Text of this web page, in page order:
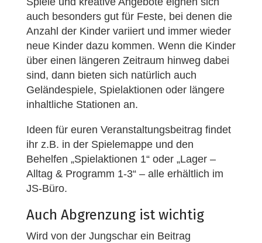
auch besonders gut für Feste, bei denen die
Anzahl der Kinder variiert und immer wieder
neue Kinder dazu kommen. Wenn die Kinder
über einen längeren Zeitraum hinweg dabei
sind, dann bieten sich natürlich auch
Geländespiele, Spielaktionen oder längere
inhaltliche Stationen an.
Ideen für euren Veranstaltungsbeitrag findet
ihr z.B. in der Spielemappe und den
Behelfen „Spielaktionen 1“ oder „Lager –
Alltag & Programm 1-3“ – alle erhältlich im
JS-Büro.
Auch Abgrenzung ist wichtig
Wird von der Jungschar ein Beitrag